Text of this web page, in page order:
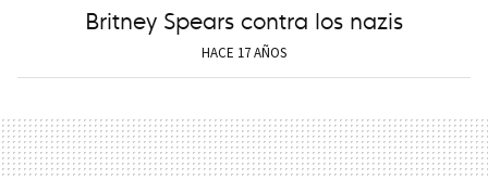
Britney Spears contra los nazis
HACE 17 AÑOS